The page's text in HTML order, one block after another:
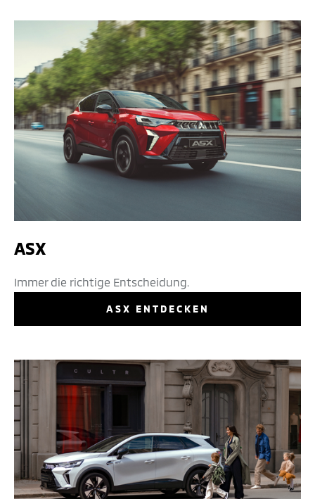
ASX
Immer die richtige Entscheidung.
ASX ENTDECKEN